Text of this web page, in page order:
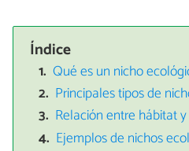
Índice
Qué es un nicho
Principales tipos de
Relación entre hábitat
Ejemplos de nichos